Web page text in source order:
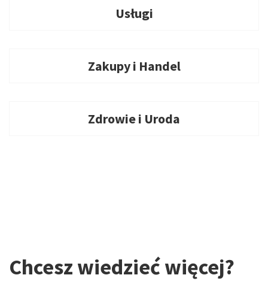
Usługi
Zakupy i Handel
Zdrowie i Uroda
Chcesz wiedzieć więcej?